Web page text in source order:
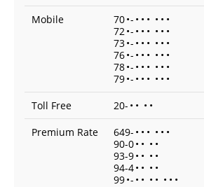
Mobile
70•- • • • • • •
72•- • • • • • •
73•- • • • • • •
76•- • • • • • •
78•- • • • • • •
79•- • • • • • •
Toll Free
20- • • • •
Premium Rate
649- • • • • • •
90-0• • • •
93-9• • • •
94-4• • • •
99•- • • • • • • •